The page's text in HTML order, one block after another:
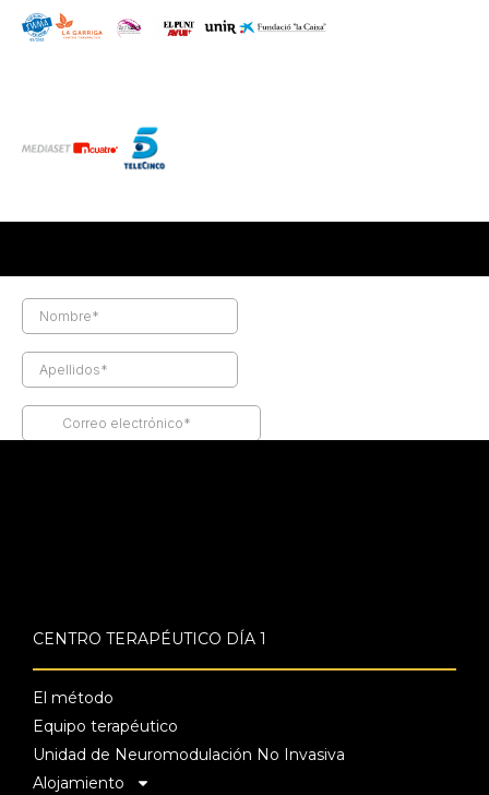
CENTRO TERAPÉUTICO DÍA 1
El método
Equipo terapéutico
Unidad de Neuromodulación No Invasiva
Alojamiento